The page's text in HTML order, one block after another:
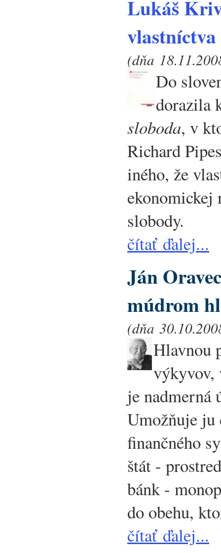
Lukáš
(dňa
Do
dorazila
sloboda, v
Richard
iného, že
ekonomickej
slobody.
čítať ďalej...
Ján
múdrom
(dňa
Hlavnou
výkyvov,
je nadmerná
Umožňuje ju
finančného
štát -
bánk -
do obehu,
čítať ďalej...